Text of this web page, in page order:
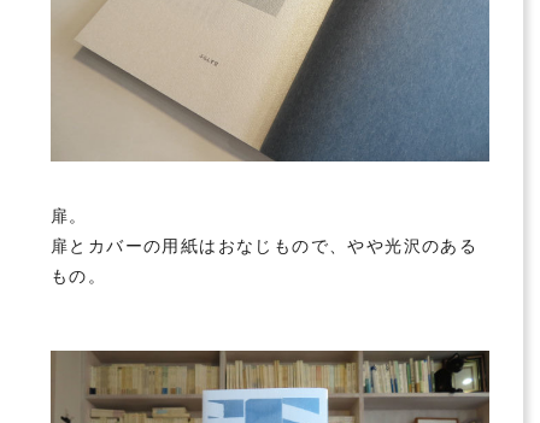
扉。
扉とカバーの用紙はおなじもので、やや光沢のある
もの。